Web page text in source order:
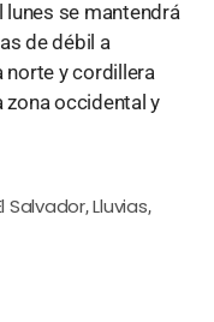
lunes se mantendrá
de débil a
norte y cordillera
zona occidental y
Salvador,Lluvias,